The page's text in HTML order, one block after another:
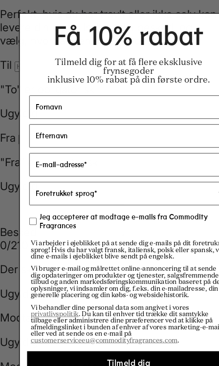
o
Få 10% rabat
Tilmeld dig for at få flere eksklusive
frynsegoder
inklusive 10% rabat på din første ordre.
Jeg accepterer at modtage e-mails fra Commodity
Fragrances
Vi arbejder i øjeblikket på at sende dig e-mails på dit
sprog! Hvis du har valgt fransk, italiensk, polsk eller spansk,
dine e-mails i øjeblikket blive sendt på engelsk.
Vi bruger e-mail og målrettet online-annoncering til at sende
dig opdateringer om produkter og tjenester, salgsfremmende
tilbud og anden markedsføringskommunikation baseret på
oplysninger, vi indsamler om dig, f.eks. din e-mailadresse, din
generelle placering og din købs- og websidehistorik.
Vi behandler dine personal data som angivet i vores
privatlivspolitik. Du kan til enhver tid trække dit samtykke
tilbage eller administrere dine præferencer ved at klikke på
afmeldingslinket i bunden af enhver af vores marketing-e-
eller ved at sende os en e-mail på
customerserviceeu@commodityfragrances.com.
Tilmeld dig